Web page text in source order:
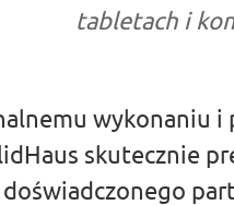
tabletach i
wykonaniu
skutecznie